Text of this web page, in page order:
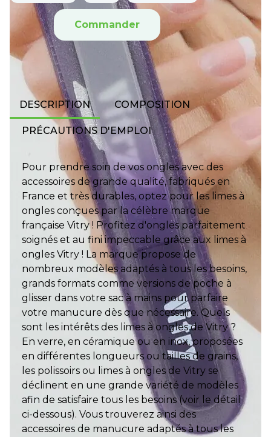
Commander
DESCRIPTION COMPOSITION
PRÉCAUTIONS D'EMPLOI
Pour prendre soin de vos ongles avec des
accessoires de grande qualité, fabriqués en
France et très durables, optez pour les limes à
ongles conçues par la célèbre marque
française Vitry ! Profitez d'ongles parfaitement
soignés et au fini impeccable grâce aux limes à
ongles Vitry ! La marque propose de
nombreux modèles adaptés à tous les besoins,
grands formats comme versions de poche à
glisser dans votre sac à mains pour parfaire
votre manucure dès que nécessaire. Quels
sont les intérêts des limes à ongles de Vitry ?
En verre, en céramique ou en inox, proposées
en différentes longueurs ou tailles de grains,
les polissoirs ou limes à ongles de Vitry se
déclinent en une grande variété de modèles
afin de satisfaire tous les besoins (voir le détail
ci-dessous). Vous trouverez ainsi des
accessoires de manucure adaptés à tous les